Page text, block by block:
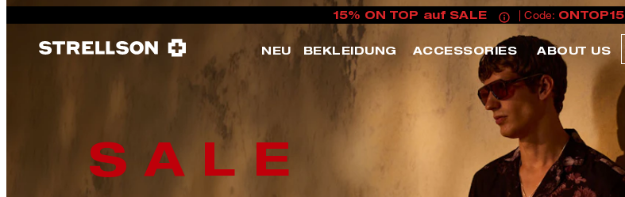
15% ON TOP auf SALE | Code: ONTOP15
NEU BEKLEIDUNG ACCESSORIES ABOUT US
S A L E